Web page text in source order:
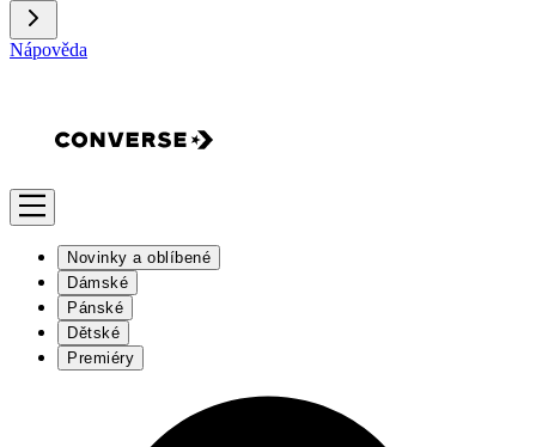
Nápověda
Novinky a oblíbené
Dámské
Pánské
Dětské
Premiéry